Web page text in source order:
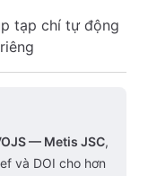
tạp chí tự động
— Metis JSC,
và DOI cho hơn